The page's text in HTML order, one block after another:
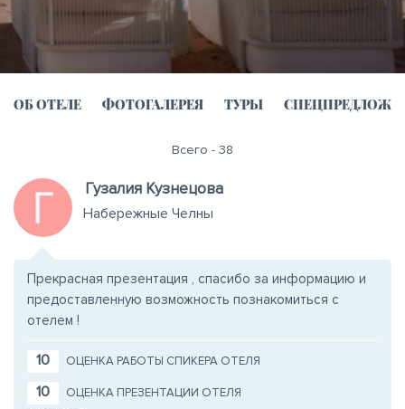
ОБ ОТЕЛЕ ФОТОГАЛЕРЕЯ ТУРЫ
Всего - 38
Гузалия Кузнецова
Набережные Челны
Прекрасная презентация , спасибо за информацию и
предоставленную возможность познакомиться с
отелем !
10 ОЦЕНКА РАБОТЫ СПИКЕРА ОТЕЛЯ
10 ОЦЕНКА ПРЕЗЕНТАЦИИ ОТЕЛЯ